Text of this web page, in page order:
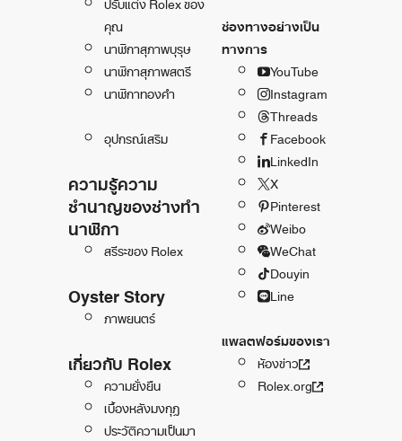
คุณ
นาฬิกาสุภาพบุรุษ
นาฬิกาสุภาพสตรี
นาฬิกาทองคำ
อุปกรณ์เสริม
ความรู้ความ
ชำนาญของช่างทำ
นาฬิกา
สรีระของ Rolex
Oyster Story
ภาพยนตร์
เกี่ยวกับ Rolex
ความยั่งยืน
เบื้องหลังมงกุฎ
ประวัติความเป็นมา
ช่องทางอย่างเป็น
ทางการ
YouTube
Instagram
Threads
Facebook
LinkedIn
X
Pinterest
Weibo
WeChat
Douyin
Line
แพลตฟอร์มของเรา
ห้องข่าว
Rolex.org